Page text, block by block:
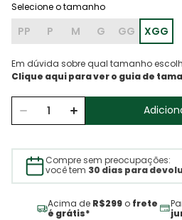
PP P M G GG XGG
Em dúvida sobre qual tamanho
Compre sem preocupações:
você tem 30 dias para
Acima de R$299 o frete
é grátis*